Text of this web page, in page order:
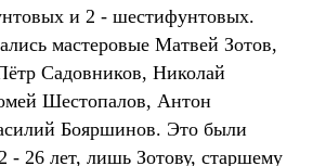
и 2 - шестифунтовых.
мастеровые Матвей Зотов,
Садовников, Николай
Шестопалов, Антон
Бояршинов. Это были
- 26 лет, лишь Зотову, старшему